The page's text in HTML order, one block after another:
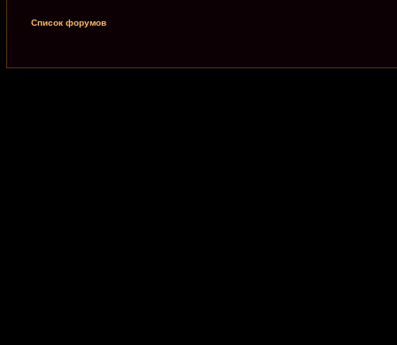
Список форумов